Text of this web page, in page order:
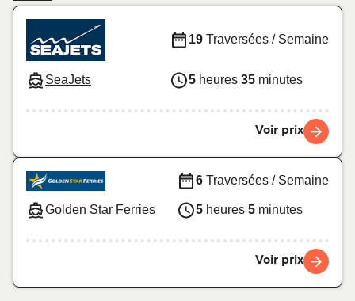
SeaJets
19 Traversées / Semaine
5 heures 35 minutes
Voir prix
Golden Star Ferries
6 Traversées / Semaine
5 heures 5 minutes
Voir prix